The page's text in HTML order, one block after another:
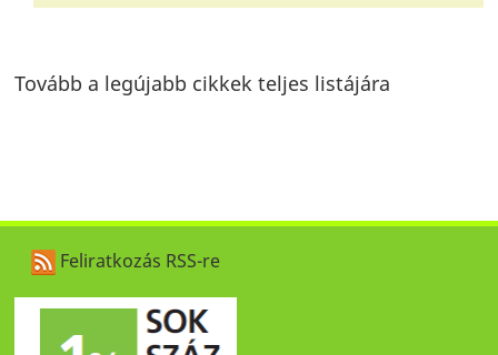
Tovább a legújabb cikkek teljes listájára
Feliratkozás RSS-re